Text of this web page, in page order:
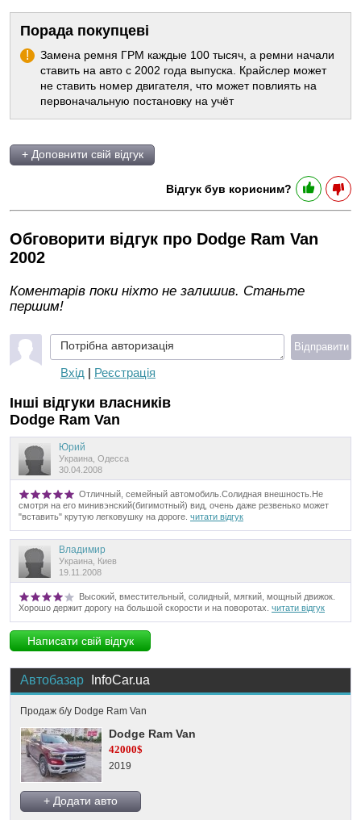
Порада покупцеві
Замена ремня ГРМ каждые 100 тысяч, а ремни начали
ставить на авто с 2002 года выпуска. Крайслер может
не ставить номер двигателя, что может повлиять на
первоначальную постановку на учёт
+ Доповнити свій відгук
Відгук був корисним?
Обговорити відгук про Dodge Ram Van
2002
Коментарів поки ніхто не залишив. Станьте
першим!
Потрібна авторизація
Вхід | Реєстрація
Відправити
Інші відгуки власників
Dodge Ram Van
Юрий
Украина, Одесса
30.04.2008
Отличный, семейный автомобиль.Солидная внешность.Не
смотря на его минивэнский(бигимотный) вид, очень даже резвенько может
"вставить" крутую легковушку на дороге. читати відгук
Владимир
Украина, Киев
19.11.2008
Высокий, вместительный, солидный, мягкий, мощный движок.
Хорошо держит дорогу на большой скорости и на поворотах. читати відгук
Написати свій відгук
Автобазар InfoCar.ua
Продаж б/у Dodge Ram Van
Dodge Ram Van
42000$
2019
+ Додати авто